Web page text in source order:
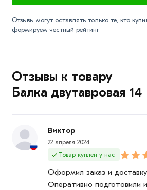
Отзывы к товару
Балка двутавровая 14
Виктор
22 апреля 2024
Товар куплен у нас
Оформил заказ и
Оперативно подготовили
Отзывы могут оставлять только те, кто
формируем честный рейтинг